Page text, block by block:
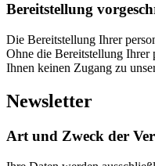
Bereitstellung
Die Bereitstellung Ihrer
Ohne die Bereitstellung Ihrer
Ihnen keinen Zugang zu
Newsletter
Art und Zweck der